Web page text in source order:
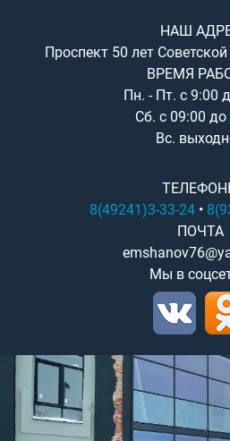
НАШ
Проспект 50 лет
ВРЕМЯ
Пн. - Пт. с 9:00
Сб. с 09:00 до
Вс.
8(49241)3-33-24•
ПОЧТА
Мы в